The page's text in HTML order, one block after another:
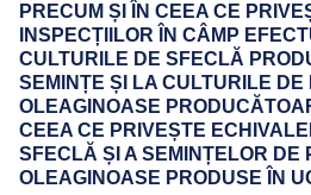
PRECUM ȘI ÎN CEEA CE
INSPECȚIILOR ÎN CÂMP
CULTURILE DE SFECLĂ
SEMINȚE ȘI LA CULTURILE DE
OLEAGINOASE
CEEA CE PRIVEȘTE
SFECLĂ ȘI A SEMINȚELOR DE
OLEAGINOASE PRODUSE ÎN